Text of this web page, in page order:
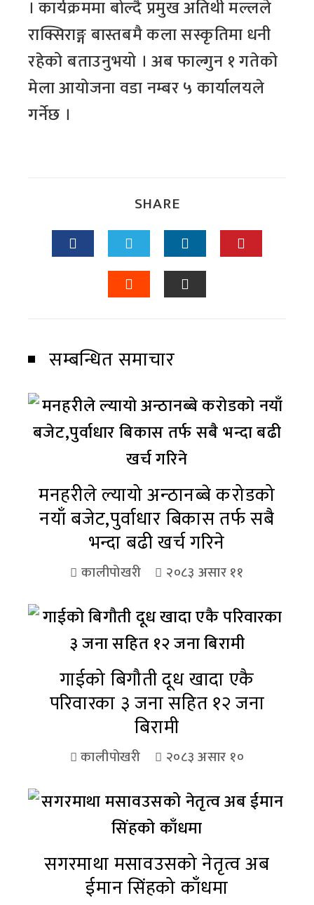
। कार्यक्रममा बोल्दै प्रमुख अतिथी मल्लले
राक्सिराङ्ग बास्तबमै कला सस्कृतिमा धनी
रहेको बताउनुभयो । अब फाल्गुन १ गतेको
मेला आयोजना वडा नम्बर ५ कार्यालयले
गर्नेछ ।
SHARE
सम्बन्धित समाचार
मनहरीले ल्यायो अन्ठानब्बे करोडको
नयाँ बजेट,पुर्वाधार बिकास तर्फ सबै
भन्दा बढी खर्च गरिने
कालीपोखरी २०८३ असार ११
गाईको बिगौती दूध खादा एकै
परिवारका ३ जना सहित १२ जना
बिरामी
कालीपोखरी २०८३ असार १०
सगरमाथा मसावउसको नेतृत्व अब
ईमान सिंहको काँधमा